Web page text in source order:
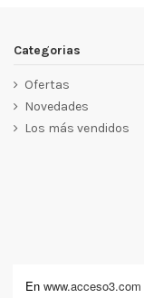
Categorias
Ofertas
Novedades
Los más vendidos
En www.acceso3.com